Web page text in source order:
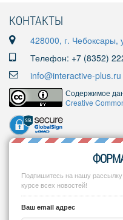
КОНТАКТЫ
428000, г. Чебоксары,
Телефон: +7 (8352)
info@interactive-plus.ru
Содержимое
Creative
Подпишитесь на нашу рассылку
курсе всех новостей!
Ваш email адрес